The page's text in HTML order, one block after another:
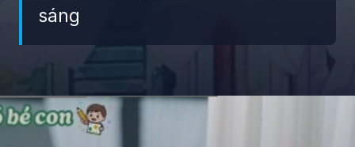
sáng
Đang mở